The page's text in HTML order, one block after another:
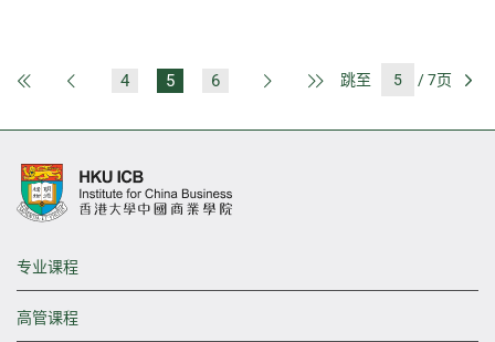
第一页 上一页
4 5 6 下一页 最后一页
跳至 / 7页
专业课程
高管课程